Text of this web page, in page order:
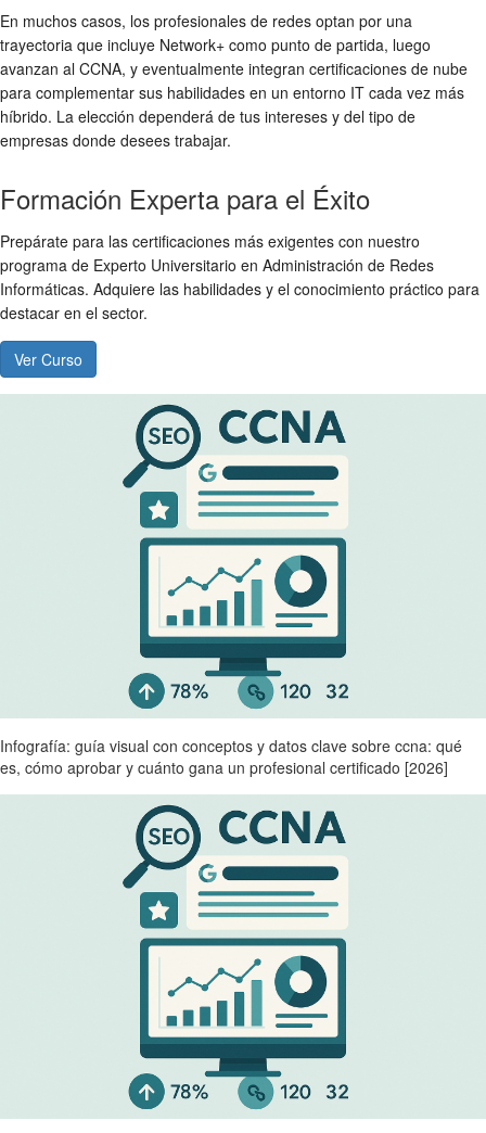
En muchos casos, los profesionales de redes optan por una
trayectoria que incluye Network+ como punto de partida, luego
avanzan al CCNA, y eventualmente integran certificaciones de nube
para complementar sus habilidades en un entorno IT cada vez más
híbrido. La elección dependerá de tus intereses y del tipo de
empresas donde desees trabajar.
Formación Experta para el Éxito
Prepárate para las certificaciones más exigentes con nuestro
programa de Experto Universitario en Administración de Redes
Informáticas. Adquiere las habilidades y el conocimiento práctico para
destacar en el sector.
Ver Curso
Infografía: guía visual con conceptos y datos clave sobre ccna: qué
es, cómo aprobar y cuánto gana un profesional certificado [2026]